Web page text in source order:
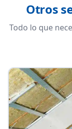
Otros
Todo lo que